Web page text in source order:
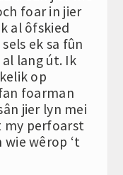
foar in jier
al ôfskied
ek sa fûn
al lang út. Ik
op
foarman
jier lyn mei
my perfoarst
wêrop ‘t